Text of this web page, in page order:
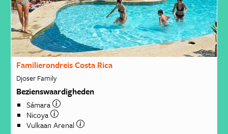
Familierondreis Costa Rica
Djoser Family
Bezienswaardigheden
Sámara
Nicoya
Vulkaan Arenal